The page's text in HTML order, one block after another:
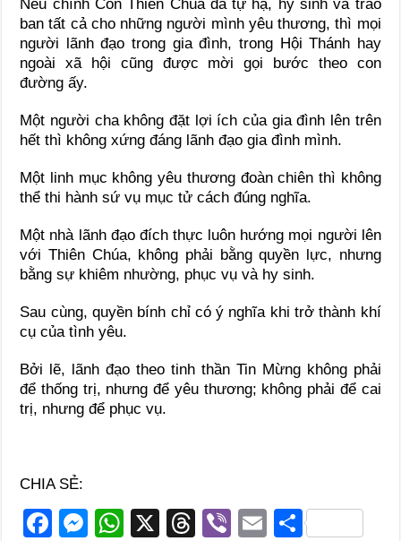
Nếu chính Con Thiên Chúa đã tự hạ, hy sinh và trao
ban tất cả cho những người mình yêu thương, thì mọi
người lãnh đạo trong gia đình, trong Hội Thánh hay
ngoài xã hội cũng được mời gọi bước theo con
đường ấy.
Một người cha không đặt lợi ích của gia đình lên trên
hết thì không xứng đáng lãnh đạo gia đình mình.
Một linh mục không yêu thương đoàn chiên thì không
thể thi hành sứ vụ mục tử cách đúng nghĩa.
Một nhà lãnh đạo đích thực luôn hướng mọi người lên
với Thiên Chúa, không phải bằng quyền lực, nhưng
bằng sự khiêm nhường, phục vụ và hy sinh.
Sau cùng, quyền bính chỉ có ý nghĩa khi trở thành khí
cụ của tình yêu.
Bởi lẽ, lãnh đạo theo tinh thần Tin Mừng không phải
để thống trị, nhưng để yêu thương; không phải để cai
trị, nhưng để phục vụ.
CHIA SẺ:
F
M
W
X
T
Vi
E S